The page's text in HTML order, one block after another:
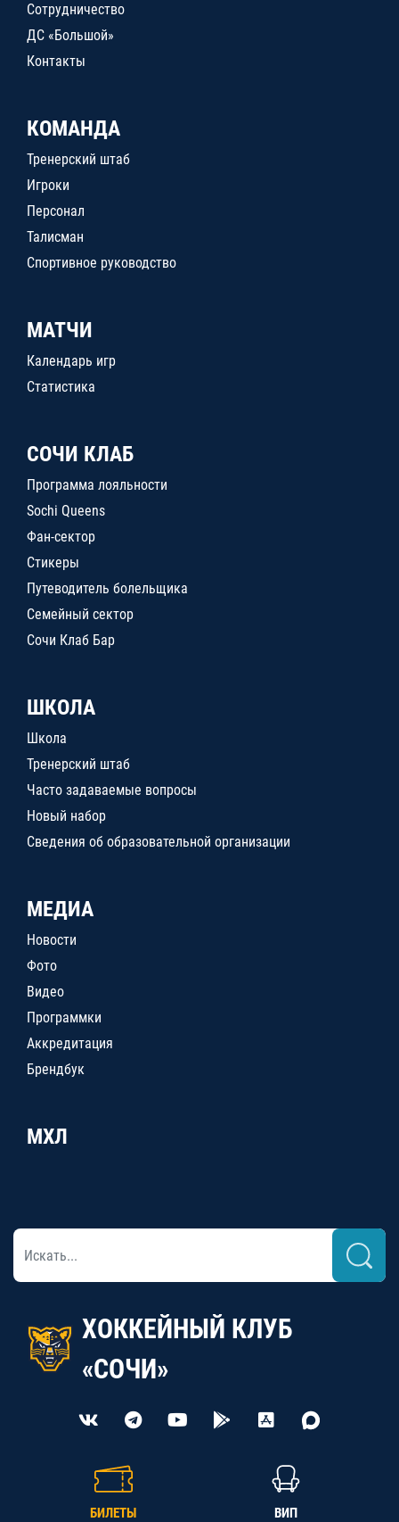
Сотрудничество
ДС «Большой»
Контакты
КОМАНДА
Тренерский штаб
Игроки
Персонал
Талисман
Спортивное руководство
МАТЧИ
Календарь игр
Статистика
СОЧИ КЛАБ
Программа лояльности
Sochi Queens
Фан-сектор
Стикеры
Путеводитель болельщика
Семейный сектор
Сочи Клаб Бар
ШКОЛА
Школа
Тренерский штаб
Часто задаваемые вопросы
Новый набор
Сведения об образовательной организации
МЕДИА
Новости
Фото
Видео
Программки
Аккредитация
Брендбук
МХЛ
ХОККЕЙНЫЙ КЛУБ
«СОЧИ»
БИЛЕТЫ ВИП